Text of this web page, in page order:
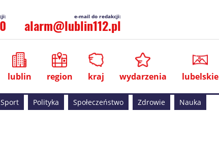
alarm@lublin112.pl
lublin region kraj wydarzenia lubelskie
Sport Polityka Społeczeństwo Zdrowie Nauka